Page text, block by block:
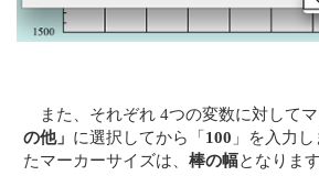
また、それぞれ 4つの変数に対して
の他」 に選択してから「100 」を入力
たマーカーサイズは、棒の幅となります